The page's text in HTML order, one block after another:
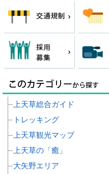
上天草総合ガイド
トレッキング
上天草観光マップ
上天草の「癒」
大矢野エリア